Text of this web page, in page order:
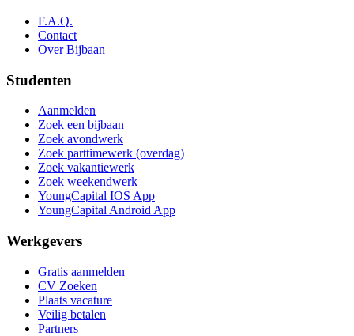
F.A.Q.
Contact
Over Bijbaan
Studenten
Aanmelden
Zoek een bijbaan
Zoek avondwerk
Zoek parttimewerk (overdag)
Zoek vakantiewerk
Zoek weekendwerk
YoungCapital IOS App
YoungCapital Android App
Werkgevers
Gratis aanmelden
CV Zoeken
Plaats vacature
Veilig betalen
Partners